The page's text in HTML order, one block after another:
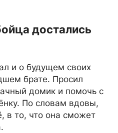
достались
и о будущем своих
брате. Просил
домик и помочь с
По словам вдовы,
в то, что она сможет